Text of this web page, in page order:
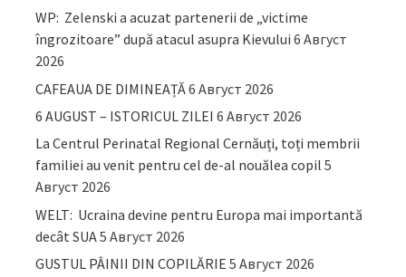
WP: Zelenski a acuzat partenerii de „victime
îngrozitoare” după atacul asupra Kievului 6 Август
2026
CAFEAUA DE DIMINEAȚĂ6 Август 2026
6 AUGUST – ISTORICUL ZILEI 6 Август 2026
La Centrul Perinatal Regional Cernăuți, toți membrii
familiei au venit pentru cel de-al nouălea copil 5
Август 2026
WELT: Ucraina devine pentru Europa mai importantă
decât SUA5 Август 2026
GUSTUL PÂINII DIN COPILĂRIE 5 Август 2026